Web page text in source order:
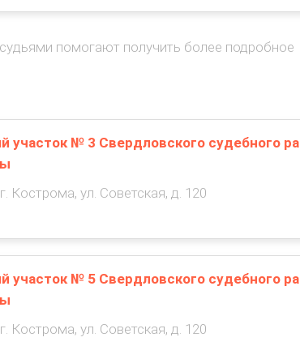
помогают получить более подробное
участок № 3 Свердловского судебного
Кострома, ул. Советская, д. 120
участок № 5 Свердловского судебного
Кострома, ул. Советская, д. 120